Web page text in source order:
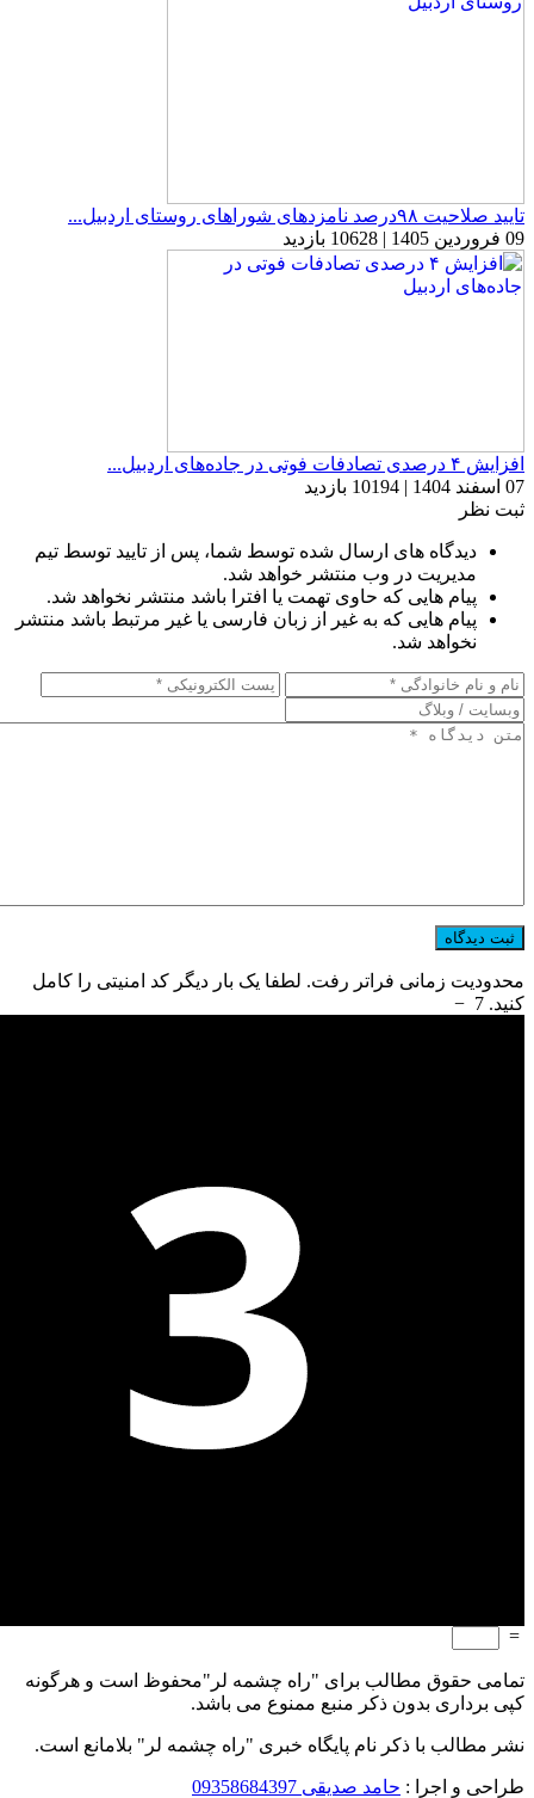
تایید صلاحیت ۹۸درصد نامزدهای شوراهای روستای اردبیل...
09 فروردین 1405 | 10628 بازدید
افزایش ۴ درصدی تصادفات فوتی در جاده‌های اردبیل...
07 اسفند 1404 | 10194 بازدید
ثبت نظر
دیدگاه های ارسال شده توسط شما، پس از تایید توسط تیم
مدیریت در وب منتشر خواهد شد.
پیام هایی که حاوی تهمت یا افترا باشد منتشر نخواهد شد.
پیام هایی که به غیر از زبان فارسی یا غیر مرتبط باشد منتشر
نخواهد شد.
محدودیت زمانی فراتر رفت. لطفا یک بار دیگر کد امنیتی را کامل
کنید. 7
−
=
تمامی حقوق مطالب برای "راه چشمه لر"محفوظ است و هرگونه
کپی برداری بدون ذکر منبع ممنوع می باشد.
نشر مطالب با ذکر نام پایگاه خبری "راه چشمه لر" بلامانع است.
طراحی و اجرا : حامد صدیقی 09358684397